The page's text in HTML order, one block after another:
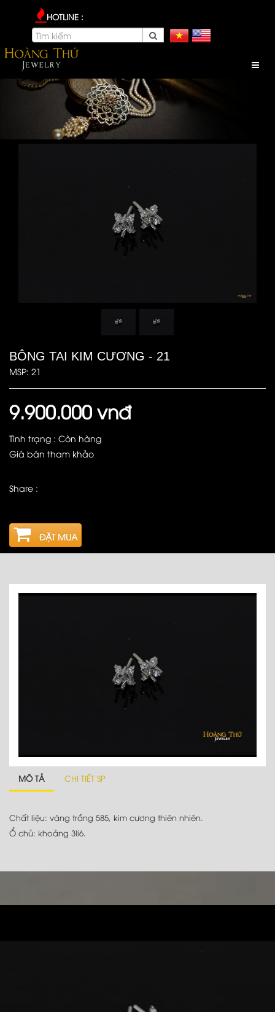
HOTLINE :
BÔNG TAI KIM CƯƠNG - 21
MSP: 21
9.900.000 vnđ
Tình trạng : Còn hàng
Giá bán tham khảo
Share :
ĐẶT MUA
MÔ TẢ CHI TIẾT SP
Chất liệu: vàng trắng 585, kim cương thiên nhiên.
Ổ chủ: khoảng 3li6.